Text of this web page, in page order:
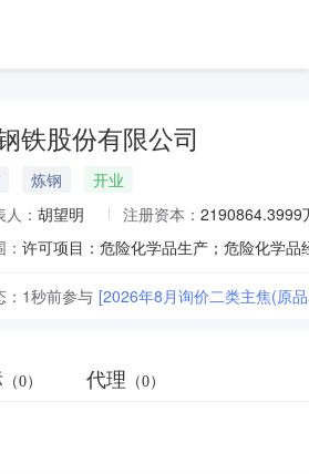
铁股份有限公司
炼钢
开业
： 胡望明 注册资本： 2190864.3999
1秒前参与 [2026年8月询价二类主焦(原
（0） 代理 （0）